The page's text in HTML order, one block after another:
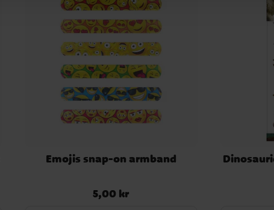
Emojis snap-on armband
Pris:5,00 kr
5,00 kr